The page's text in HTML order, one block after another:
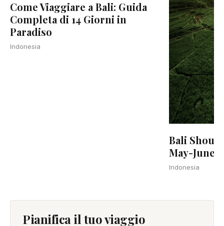
Come Viaggiare a Bali: Guida
Completa di 14 Giorni in
Paradiso
Indonesia
Bali
May-June
Indonesia
Pianifica il tuo viaggio